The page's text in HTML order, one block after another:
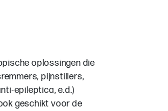
oplossingen die
pijnstillers,
epileptica, e.d.)
geschikt voor de